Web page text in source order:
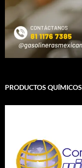
PRODUCTOS QUÍMICOS